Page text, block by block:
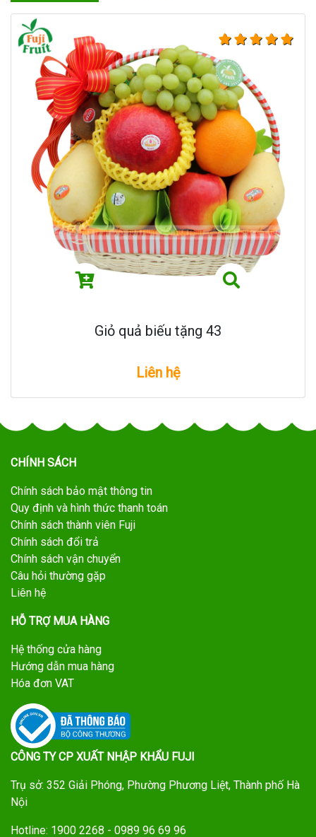
Giỏ quả biếu tặng 43
Liên hệ
CHÍNH SÁCH
Chính sách bảo mật thông tin
Quy định và hình thức thanh toán
Chính sách thành viên Fuji
Chính sách đổi trả
Chính sách vận chuyển
Câu hỏi thường gặp
Liên hệ
HỖ TRỢ MUA HÀNG
Hệ thống cửa hàng
Hướng dẫn mua hàng
Hóa đơn VAT
CÔNG TY CP XUẤT NHẬP KHẨU FUJI
Trụ sở: 352 Giải Phóng, Phường Phương Liệt, Thành phố Hà
Nội
Hotline: 1900 2268 - 0989 96 69 96